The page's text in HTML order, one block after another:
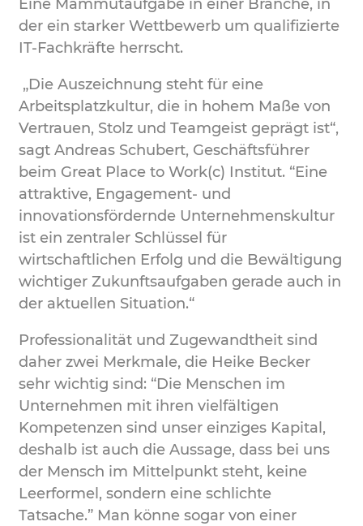
Eine Mammutaufgabe in einer Branche, in
der ein starker Wettbewerb um qualifizierte
IT-Fachkräfte herrscht.
„Die Auszeichnung steht für eine
Arbeitsplatzkultur, die in hohem Maße von
Vertrauen, Stolz und Teamgeist geprägt ist“,
sagt Andreas Schubert, Geschäftsführer
beim Great Place to Work(c) Institut. “Eine
attraktive, Engagement- und
innovationsfördernde Unternehmenskultur
ist ein zentraler Schlüssel für
wirtschaftlichen Erfolg und die Bewältigung
wichtiger Zukunftsaufgaben gerade auch in
der aktuellen Situation.“
Professionalität und Zugewandtheit sind
daher zwei Merkmale, die Heike Becker
sehr wichtig sind: “Die Menschen im
Unternehmen mit ihren vielfältigen
Kompetenzen sind unser einziges Kapital,
deshalb ist auch die Aussage, dass bei uns
der Mensch im Mittelpunkt steht, keine
Leerformel, sondern eine schlichte
Tatsache.” Man könne sogar von einer